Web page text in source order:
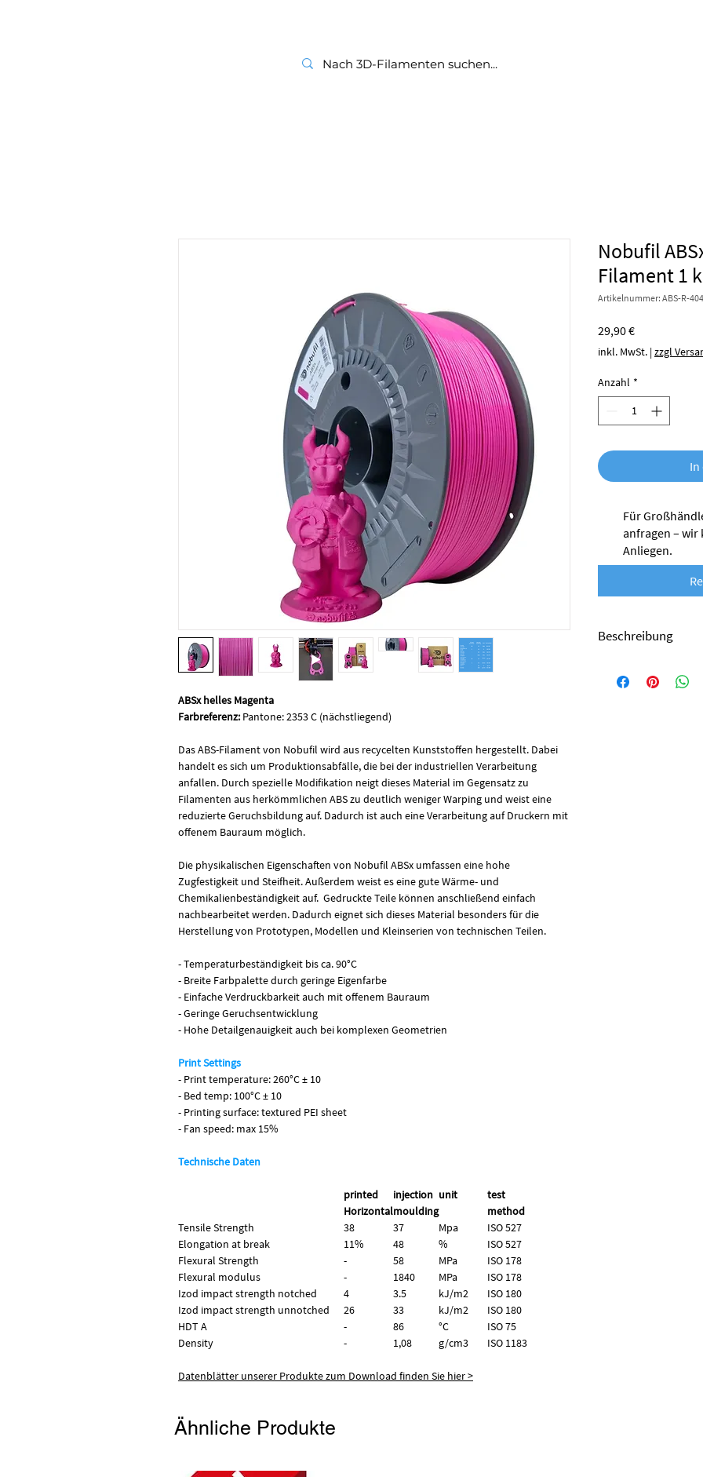
ABSx helles Magenta
Farbreferenz: Pantone: 2353 C (nächstliegend)
Das ABS-Filament von Nobufil wird aus recycelten Kunststoffen hergestellt. Dabei
handelt es sich um Produktionsabfälle, die bei der industriellen Verarbeitung
anfallen. Durch spezielle Modifikation neigt dieses Material im Gegensatz zu
Filamenten aus herkömmlichen ABS zu deutlich weniger Warping und weist eine
reduzierte Geruchsbildung auf. Dadurch ist auch eine Verarbeitung auf Druckern mit
offenem Bauraum möglich.
Die physikalischen Eigenschaften von Nobufil ABSx umfassen eine hohe
Zugfestigkeit und Steifheit. Außerdem weist es eine gute Wärme- und
Chemikalienbeständigkeit auf. Gedruckte Teile können anschließend einfach
nachbearbeitet werden. Dadurch eignet sich dieses Material besonders für die
Herstellung von Prototypen, Modellen und Kleinserien von technischen Teilen.
- Temperaturbeständigkeit bis ca. 90°C
- Breite Farbpalette durch geringe Eigenfarbe
- Einfache Verdruckbarkeit auch mit offenem Bauraum
- Geringe Geruchsentwicklung
- Hohe Detailgenauigkeit auch bei komplexen Geometrien
Print Settings
- Print temperature: 260°C ± 10
- Bed temp: 100°C ± 10
- Printing surface: textured PEI sheet
- Fan speed: max 15%
Technische Daten
printed
Horizontal
injection
moulding
unit
test
method
Tensile Strength
38 37 Mpa
ISO 527
Elongation at break
11% 48 %
ISO 527
Flexural Strength
- 58 MPa
ISO 178
Flexural modulus
- 1840 MPa
ISO 178
Izod impact strength notched
4 3.5 kJ/m2
ISO 180
Izod impact strength unnotched 26 33 kJ/m2 ISO 180
HDT A
- 86 °C
ISO 75
Density
- 1,08 g/cm3 ISO 1183
Datenblätter unserer Produkte zum Download finden Sie hier >
Nobufil
Filament 1
Artikelnummer: ABS-R-
29,90 €Preis
inkl. MwSt. |zzgl
Anzahl *
In
Für
anfragen –
Anliegen.
Beschreibung
Kunststoffen
Ähnliche Produkte